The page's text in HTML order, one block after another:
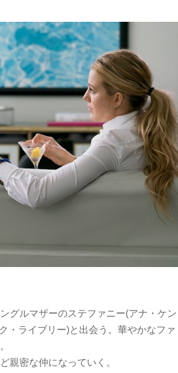
グルマザーのステファニー(アナ・ケン
・ライブリー)と出会う。華やかなファ
親密な仲になっていく。